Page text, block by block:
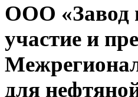
ООО «Завод
участие и
для